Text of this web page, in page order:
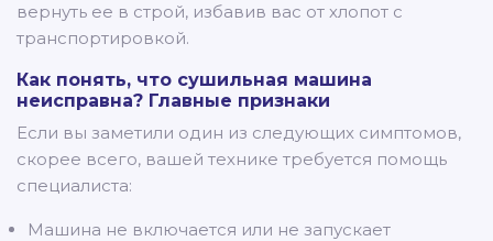
вернуть ее в строй, избавив вас от хлопот с
транспортировкой.
Как понять, что сушильная машина
неисправна? Главные признаки
Если вы заметили один из следующих симптомов,
скорее всего, вашей технике требуется помощь
специалиста:
Машина не включается или не запускает